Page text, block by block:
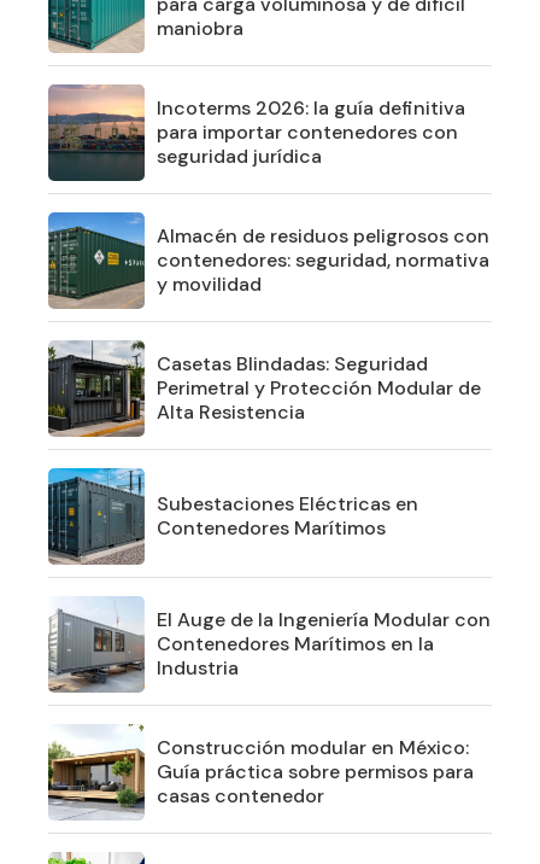
maniobra
Incoterms 2026: la guía definitiva
para importar contenedores con
seguridad jurídica
Almacén de residuos peligrosos con
contenedores: seguridad, normativa
y movilidad
Casetas Blindadas: Seguridad
Perimetral y Protección Modular de
Alta Resistencia
Subestaciones Eléctricas en
Contenedores Marítimos
El Auge de la Ingeniería Modular con
Contenedores Marítimos en la
Industria
Construcción modular en México:
Guía práctica sobre permisos para
casas contenedor